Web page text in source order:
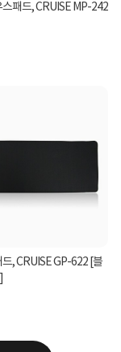
스패드, CRUISE MP-242
, CRUISE GP-622 [블